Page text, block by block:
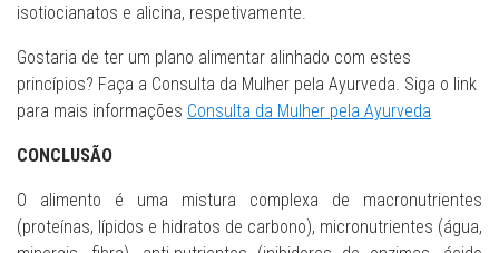
isotiocianatos e alicina, respetivamente.
Gostaria de ter um plano alimentar alinhado com estes
princípios? Faça a Consulta da Mulher pela Ayurveda. Siga o link
para mais informações Consulta da Mulher pela Ayurveda
CONCLUSÃO
O alimento é uma mistura complexa de macronutrientes
(proteínas, lípidos e hidratos de carbono), micronutrientes (água,